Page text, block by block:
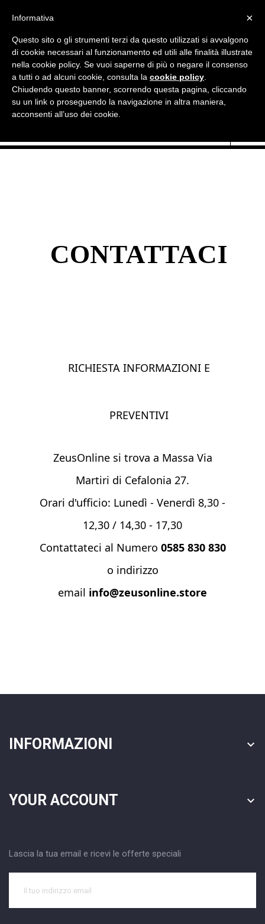

Currency: EUR € 
CONTATTACI
RICHIESTA INFORMAZIONI E
PREVENTIVI
ZeusOnline si trova a Massa Via
Martiri di Cefalonia 27.
Orari d'ufficio: Lunedì - Venerdì 8,30 -
12,30 / 14,30 - 17,30
Contattateci al Numero 0585 830 830
o indirizzo
email info@zeusonline.store
INFORMAZIONI 
YOUR ACCOUNT 
Lascia la tua email e ricevi le offerte speciali
×
Informativa
Questo sito o gli strumenti terzi da questo utilizzati si avvalgono
di cookie necessari al funzionamento ed utili alle finalità illustrate
nella cookie policy. Se vuoi saperne di più o negare il consenso
a tutti o ad alcuni cookie, consulta la cookie policy
Chiudendo questo banner, scorrendo questa pagina, cliccando
su un link o proseguendo la navigazione in altra maniera,
acconsenti all’uso dei cookie.